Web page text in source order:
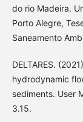
do rio Madeira.
Porto Alegre,
Saneamento
DELTARES.
hydrodynamic
sediments. User
3.15.